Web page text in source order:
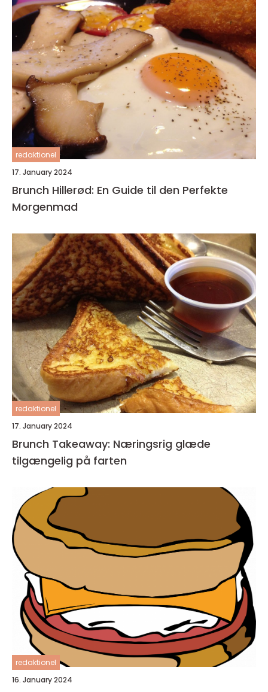
redaktionel
17. January 2024
Brunch Hillerød: En Guide til den Perfekte
Morgenmad
redaktionel
17. January 2024
Brunch Takeaway: Næringsrig glæde
tilgængelig på farten
redaktionel
16. January 2024